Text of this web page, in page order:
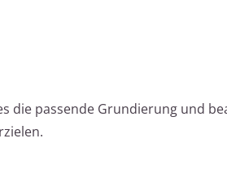
die passende Grundierung und